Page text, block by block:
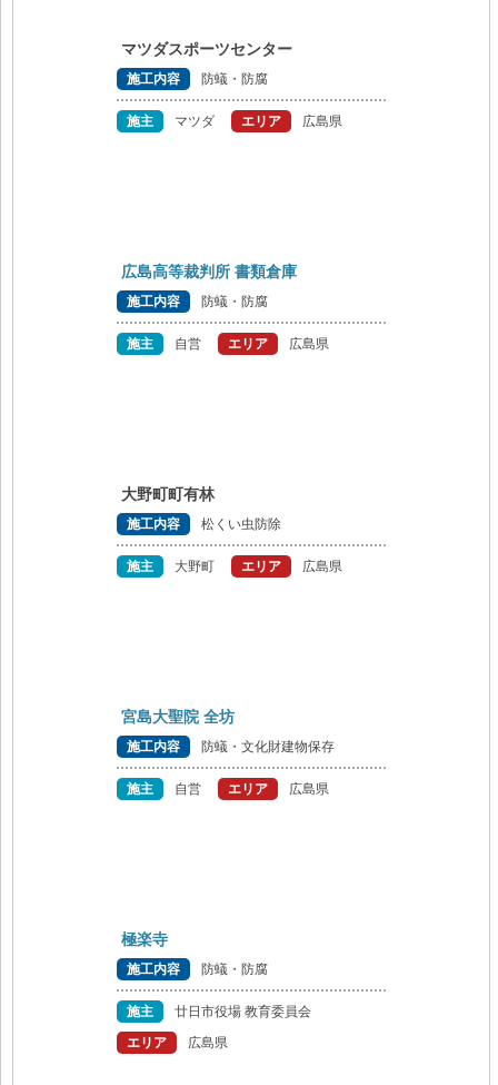
マツダスポーツセンター
施工内容 防蟻・防腐
施主 マツダ エリア 広島県
広島高等裁判所 書類倉庫
施工内容 防蟻・防腐
施主 自営 エリア 広島県
大野町町有林
施工内容 松くい虫防除
施主 大野町 エリア 広島県
宮島大聖院 全坊
施工内容 防蟻・文化財建物保存
施主 自営 エリア 広島県
極楽寺
施工内容 防蟻・防腐
施主
廿日市役場 教育委員会
エリア
広島県